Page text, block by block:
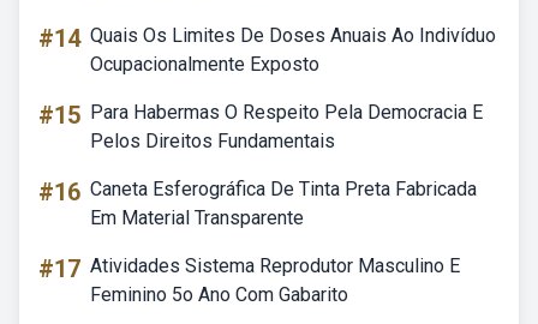
#14 Quais Os Limites De Doses Anuais Ao Indivíduo
Ocupacionalmente Exposto
#15 Para Habermas O Respeito Pela Democracia E
Pelos Direitos Fundamentais
#16 Caneta Esferográfica De Tinta Preta Fabricada
Em Material Transparente
#17 Atividades Sistema Reprodutor Masculino E
Feminino 5o Ano Com Gabarito